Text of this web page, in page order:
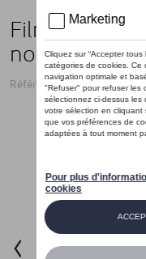
Film de
noir New T-
Référence: 2GV071310